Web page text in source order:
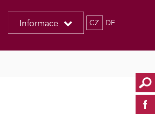
Informace CZ DE